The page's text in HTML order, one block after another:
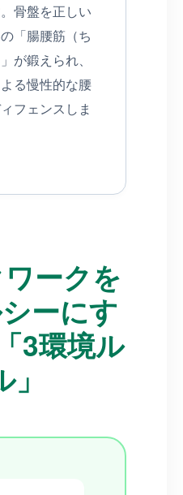
骨盤を正しい
「腸腰筋（ち
が鍛えられ、
る慢性的な腰
フェンスしま
ークを
ーにす
3環境ル